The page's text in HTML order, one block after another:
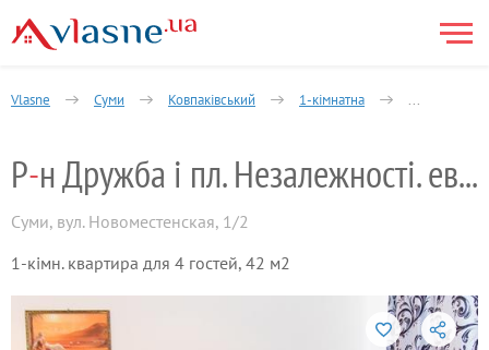
Vlasne Суми Ковпаківський 1-кімнатна Газети
Р- н Дружба і пл. Незалежності. еврорем
Суми, вул. Новоместенская, 1/2
1-кімн. квартира для 4 гостей, 42 м2